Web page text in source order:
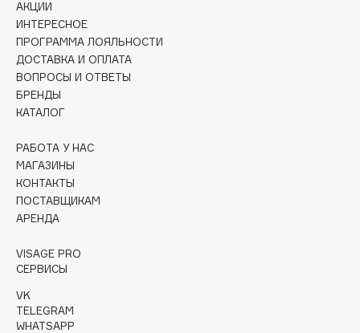
Collagenina
Consly
CosRX
Cottolina
Crescina
Cunzite
Curaprox
D
d'Alba
DARLING*
Darphin
АКЦИИ
ИНТЕРЕСНОЕ
ПРОГРАММА ЛОЯЛЬНОСТИ
ДОСТАВКА И ОПЛАТА
ВОПРОСЫ И ОТВЕТЫ
БРЕНДЫ
КАТАЛОГ
РАБОТА У НАС
МАГАЗИНЫ
КОНТАКТЫ
ПОСТАВЩИКАМ
АРЕНДА
VISAGE PRO
СЕРВИСЫ
VK
TELEGRAM
WHATSAPP